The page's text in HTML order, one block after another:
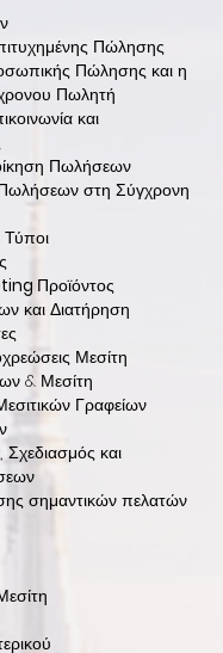
Πώλησης
Πώλησης και η
Πωλητή
και
Πωλήσεων
Πωλήσεων στη Σύγχρονη
Τύποι
Προϊόντος
και Διατήρηση
Μεσίτη
& Μεσίτη
Γραφείων
και
σημαντικών πελατών